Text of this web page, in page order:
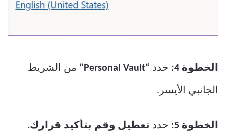
الخطوة 4: حدد “Personal Vault” من الشريط
الجانبي الأيسر.
الخطوة 5: حدد تعطيل وقم بتأكيد قرارك.